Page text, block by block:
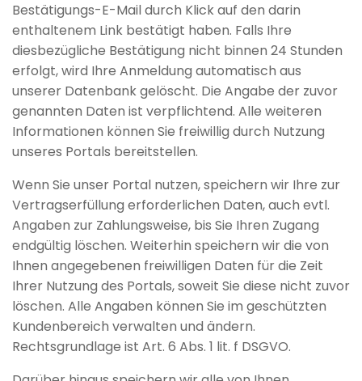
Bestätigungs-E-Mail durch Klick auf den darin
enthaltenem Link bestätigt haben. Falls Ihre
diesbezügliche Bestätigung nicht binnen 24 Stunden
erfolgt, wird Ihre Anmeldung automatisch aus
unserer Datenbank gelöscht. Die Angabe der zuvor
genannten Daten ist verpflichtend. Alle weiteren
Informationen können Sie freiwillig durch Nutzung
unseres Portals bereitstellen.
Wenn Sie unser Portal nutzen, speichern wir Ihre zur
Vertragserfüllung erforderlichen Daten, auch evtl.
Angaben zur Zahlungsweise, bis Sie Ihren Zugang
endgültig löschen. Weiterhin speichern wir die von
Ihnen angegebenen freiwilligen Daten für die Zeit
Ihrer Nutzung des Portals, soweit Sie diese nicht zuvor
löschen. Alle Angaben können Sie im geschützten
Kundenbereich verwalten und ändern.
Rechtsgrundlage ist Art. 6 Abs. 1 lit. f DSGVO.